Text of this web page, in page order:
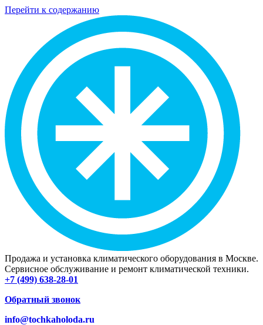
Перейти к содержанию
Продажа и установка климатического оборудования в Москве.
Сервисное обслуживание и ремонт климатической техники.
+7 (499) 638-28-01
Обратный звонок
info@tochkaholoda.ru